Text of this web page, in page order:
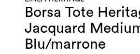
Borsa Tote
Jacquard
Blu/marrone